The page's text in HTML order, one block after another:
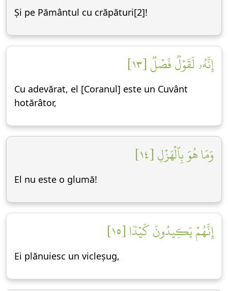
Și pe Pământul cu crăpături[2]!
إِنَّهُۥ لَقَوۡلٞ فَصۡلٞ [١٣]
Cu adevărat, el [Coranul] este un Cuvânt
hotărâtor,
وَمَا هُوَ بِٱلۡهَزۡلِ [١٤]
El nu este o glumă!
إِنَّهُمۡ يَكِيدُونَ كَيۡدٗا [١٥]
Ei plănuiesc un vicleșug,